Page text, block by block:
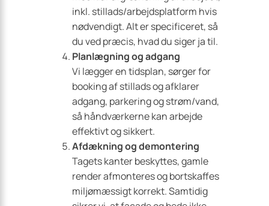
inkl. stillads/arbejdsplatform hvis
nødvendigt. Alt er specificeret, så
du ved præcis, hvad du siger ja til.
Planlægning og adgang
Vi lægger en tidsplan, sørger for
booking af stillads og afklarer
adgang, parkering og strøm/vand,
så håndværkerne kan arbejde
effektivt og sikkert.
Afdækning og demontering
Tagets kanter beskyttes, gamle
render afmonteres og bortskaffes
miljømæssigt korrekt. Samtidig